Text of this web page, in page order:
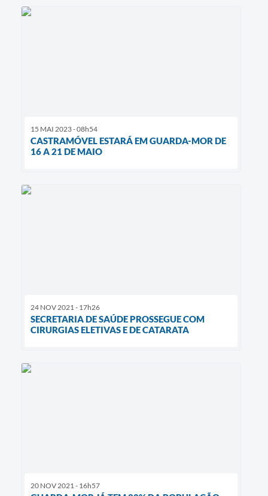
15 MAI 2023 - 08h54
CASTRAMÓVEL ESTARÁ EM GUARDA-MOR DE
16 A 21 DE MAIO
24 NOV 2021 - 17h26
SECRETARIA DE SAÚDE PROSSEGUE COM
CIRURGIAS ELETIVAS E DE CATARATA
20 NOV 2021 - 16h57